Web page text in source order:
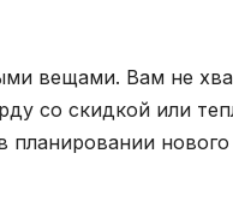
вещами. Вам не
со скидкой или
планировании нового